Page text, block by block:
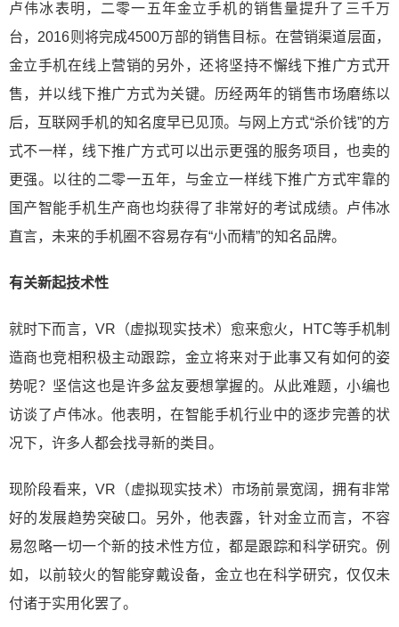
卢伟冰表明，二零一五年金立手机的销售量提升了三千万
台，2016则将完成4500万部的销售目标。在营销渠道层面，
金立手机在线上营销的另外，还将坚持不懈线下推广方式开
售，并以线下推广方式为关键。历经两年的销售市场磨练以
后，互联网手机的知名度早已见顶。与网上方式“杀价钱”的方
式不一样，线下推广方式可以出示更强的服务项目，也卖的
更强。以往的二零一五年，与金立一样线下推广方式牢靠的
国产智能手机生产商也均获得了非常好的考试成绩。卢伟冰
直言，未来的手机圈不容易存有“小而精”的知名品牌。
有关新起技术性
就时下而言，VR（虚拟现实技术）愈来愈火，HTC等手机制
造商也竞相积极主动跟踪，金立将来对于此事又有如何的姿
势呢？坚信这也是许多盆友要想掌握的。从此难题，小编也
访谈了卢伟冰。他表明，在智能手机行业中的逐步完善的状
况下，许多人都会找寻新的类目。
现阶段看来，VR（虚拟现实技术）市场前景宽阔，拥有非常
好的发展趋势突破口。另外，他表露，针对金立而言，不容
易忽略一切一个新的技术性方位，都是跟踪和科学研究。例
如，以前较火的智能穿戴设备，金立也在科学研究，仅仅未
付诸于实用化罢了。